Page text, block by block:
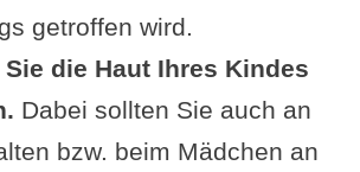
getroffen wird.
die Haut Ihres Kindes
Dabei sollten Sie auch an
bzw. beim Mädchen an